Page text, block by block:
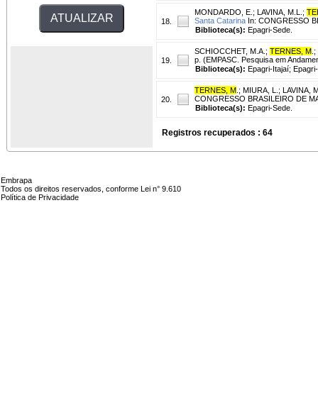
18.
MONDARDO, E. ; LAVINA, M.L. ;
Santa Catarina In: CONGRESSO
Biblioteca(s): Epagri-Sede.
19.
SCHIOCCHET, M.A. ; TERNES, M ;
p. (EMPASC. Pesquisa em
Biblioteca(s): Epagri-Itajaí;
20.
TERNES, M ; MIURA, L. ; LAVINA,
CONGRESSO BRASILEIRO DE
Biblioteca(s): Epagri-Sede.
Registros recuperados : 64
Embrapa
Todos os direitos reservados, conforme Lei n° 9.610
Política de Privacidade